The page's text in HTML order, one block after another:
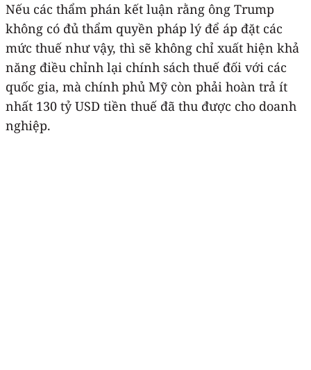
Nếu các thẩm phán kết luận rằng ông Trump
không có đủ thẩm quyền pháp lý để áp đặt các
mức thuế như vậy, thì sẽ không chỉ xuất hiện khả
năng điều chỉnh lại chính sách thuế đối với các
quốc gia, mà chính phủ Mỹ còn phải hoàn trả ít
nhất 130 tỷ USD tiền thuế đã thu được cho doanh
nghiệp.